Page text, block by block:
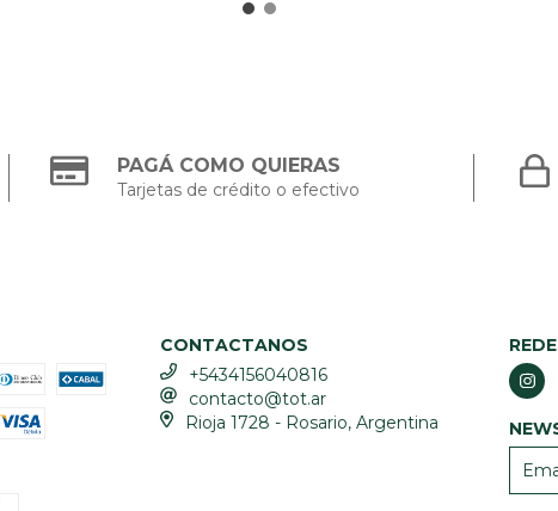
PAGÁ COMO QUIERAS
Tarjetas de crédito o efectivo
CONTACTANOS
+5434156040816
contacto@tot.ar
Rioja 1728 - Rosario, Argentina